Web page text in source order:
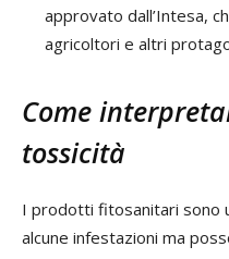
approvato dall’Intesa,
agricoltori e altri
Come
tossicità
I prodotti fitosanitari sono
alcune infestazioni ma